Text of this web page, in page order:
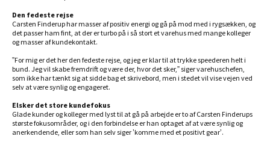
Den fedeste rejse
Carsten Finderup har masser af positiv energi og gå på mod med i rygsækken, og
det passer ham fint, at der er turbo på i så stort et varehus med mange kolleger
og masser af kundekontakt.
”For mig er det her den fedeste rejse, og jeg er klar til at trykke speederen helt i
bund. Jeg vil skabe fremdrift og være der, hvor det sker,” siger varehuschefen,
som ikke har tænkt sig at sidde bag et skrivebord, men i stedet vil vise vejen ved
selv at være synlig og engageret.
Elsker det store kundefokus
Glade kunder og kolleger med lyst til at gå på arbejde er to af Carsten Finderups
største fokusområder, og i den forbindelse er han optaget af at være synlig og
anerkendende, eller som han selv siger ’komme med et positivt gear’.